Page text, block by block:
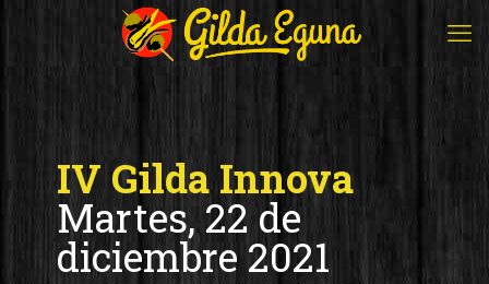
IV Gilda Innova
Martes, 22 de
diciembre 2021